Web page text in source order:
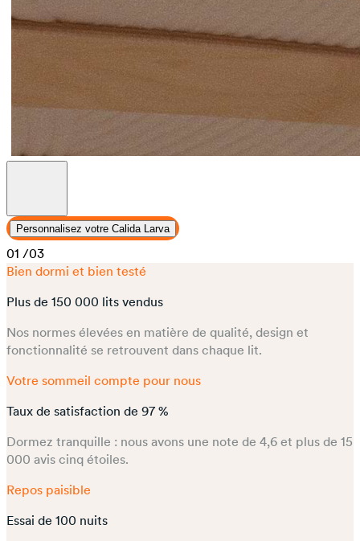
Personnalisez votre Calida Larva
01 /03
Bien dormi et bien testé
Plus de 150 000 lits vendus
Nos normes élevées en matière de qualité, design et
fonctionnalité se retrouvent dans chaque lit.
Votre sommeil compte pour nous
Taux de satisfaction de 97 %
Dormez tranquille : nous avons une note de 4,6 et plus de 15
000 avis cinq étoiles.
Repos paisible
Essai de 100 nuits